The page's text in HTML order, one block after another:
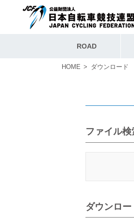
ROAD
HOME ダウンロード
ファイル検
ダウンロ